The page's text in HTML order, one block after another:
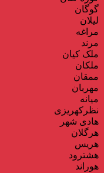
گوگان
لیلان
مراغه
مرند
ملک کیان
ملکان
ممقان
مهربان
میانه
نظرکهریزی
هادی شهر
هرگلان
هریس
هشترود
هوراند